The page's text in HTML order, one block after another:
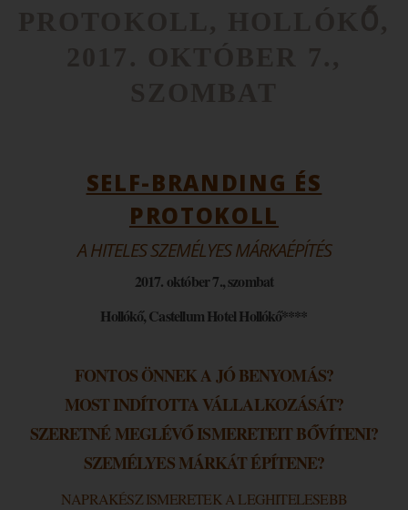
SELF-BRANDING ÉS
PROTOKOLL
A HITELES SZEMÉLYES MÁRKAÉPÍTÉS
2017. október 7., szombat
Hollókő, Castellum Hotel Hollókő****
FONTOS ÖNNEK A JÓ BENYOMÁS?
MOST INDÍTOTTA VÁLLALKOZÁSÁT?
SZERETNÉ MEGLÉVŐ ISMERETEIT BŐVÍTENI?
SZEMÉLYES MÁRKÁT ÉPÍTENE?
NAPRAKÉSZ ISMERETEK A LEGHITELESEBB